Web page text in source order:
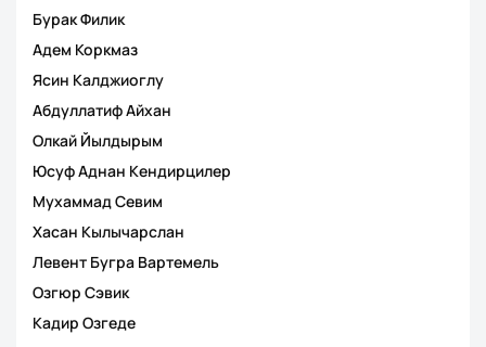
Бурак Филик
Адем Коркмаз
Ясин Калджиоглу
Абдуллатиф Айхан
Олкай Йылдырым
Юсуф Аднан Кендирцилер
Мухаммад Севим
Хасан Кылычарслан
Левент Бугра Вартемель
Озгюр Сэвик
Кадир Озгеде